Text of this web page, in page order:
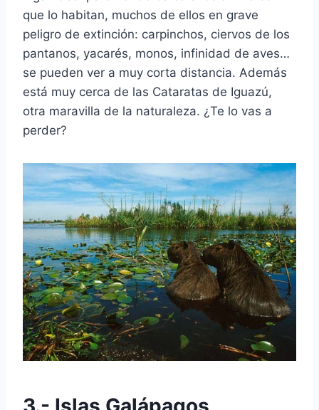
que lo habitan, muchos de ellos en grave
peligro de extinción: carpinchos, ciervos de los
pantanos, yacarés, monos, infinidad de aves…
se pueden ver a muy corta distancia. Además
está muy cerca de las Cataratas de Iguazú,
otra maravilla de la naturaleza. ¿Te lo vas a
perder?